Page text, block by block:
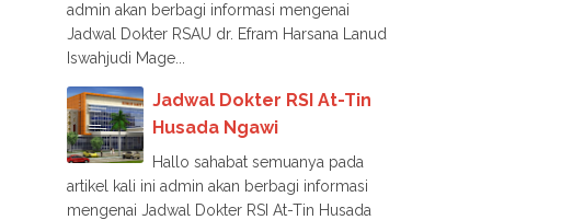
admin akan berbagi informasi mengenai
Jadwal Dokter RSAU dr. Efram Harsana Lanud
Iswahjudi Mage...
Jadwal Dokter RSI At-Tin
Husada Ngawi
Hallo sahabat semuanya pada
artikel kali ini admin akan berbagi informasi
mengenai Jadwal Dokter RSI At-Tin Husada